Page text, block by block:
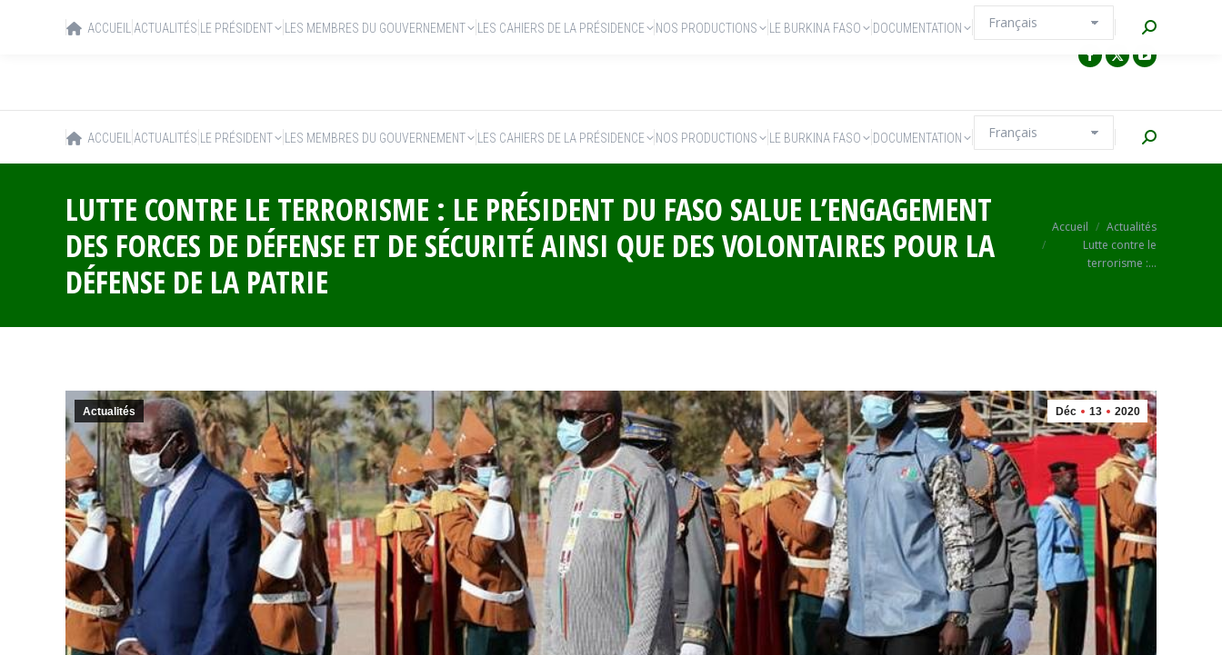
ACCUEIL ACTUALITÉS LE PRÉSIDENT LES MEMBRES DU GOUVERNEMENT LES CAHIERS DE LA PRÉSIDENCE NOS PRODUCTIONS LE BURKINA FASO DOCUMENTATION Recherche
LUTTE CONTRE LE TERRORISME : LE PRÉSIDENT DU FASO SALUE L’ENGAGEMENT
DES FORCES DE DÉFENSE ET DE SÉCURITÉ AINSI QUE DES VOLONTAIRES POUR LA
DÉFENSE DE LA PATRIE
Vous êtes ici :
Accueil
Actualités
Lutte contre le
terrorisme :…
Déc 13 2020
Actualités
ACCUEIL ACTUALITÉS LE PRÉSIDENT LES MEMBRES DU GOUVERNEMENT LES CAHIERS DE LA PRÉSIDENCE NOS PRODUCTIONS LE BURKINA FASO DOCUMENTATION Recherche